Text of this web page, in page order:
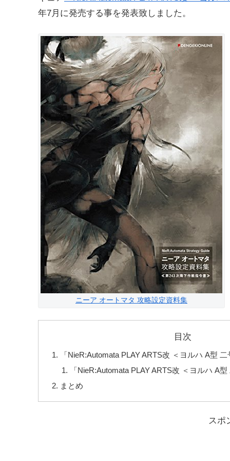
年7月に発売する事を発表致しました。
ニーア オートマタ 攻略設定資料集
目次
「NieR:Automata PLAY ARTS改 ＜ヨルハ A型
「NieR:Automata PLAY ARTS改 ＜ヨルハ A
まとめ
スポ